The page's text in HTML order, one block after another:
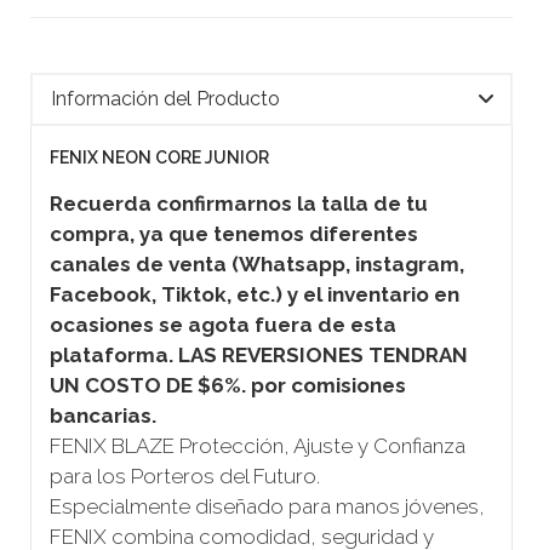
Información del Producto
FENIX NEON CORE JUNIOR
Recuerda confirmarnos la talla de tu
compra, ya que tenemos diferentes
canales de venta (Whatsapp, instagram,
Facebook, Tiktok, etc.) y el inventario en
ocasiones se agota fuera de esta
plataforma. LAS REVERSIONES TENDRAN
UN COSTO DE $6%. por comisiones
bancarias.
FENIX BLAZE Protección, Ajuste y Confianza
para los Porteros del Futuro.
Especialmente diseñado para manos jóvenes,
FENIX combina comodidad, seguridad y